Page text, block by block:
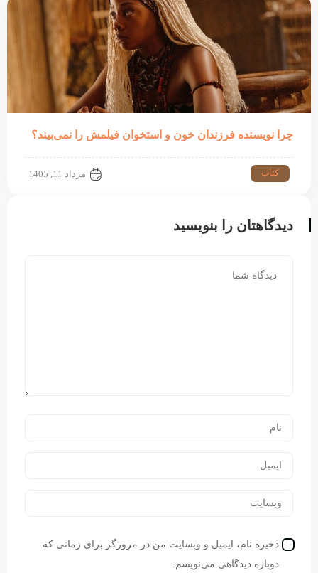
چرا نویسنده فرزندان خون و استخوان فیلمش را نمی‌بیند؟
کتاب مرداد 11, 1405
دیدگاهتان را بنویسید
ذخیره نام، ایمیل و وبسایت من در مرورگر برای زمانی که
دوباره دیدگاهی می‌نویسم.